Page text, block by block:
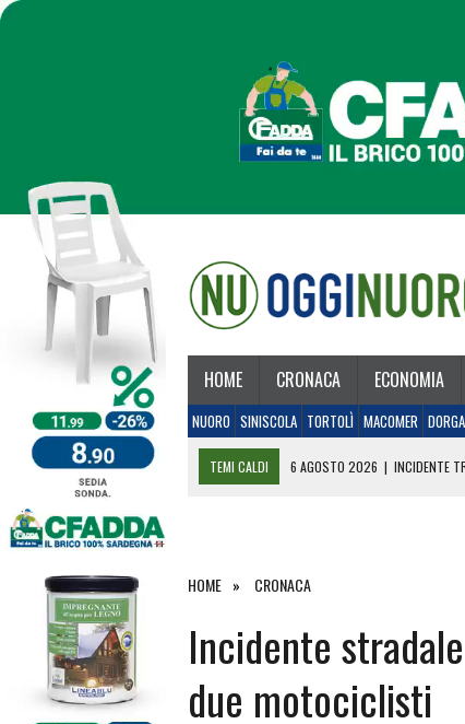
HOME CRONACA ECONOMIA
NUORO SINISCOLA TORTOLÌ MACOMER
TEMI CALDI 6 AGOSTO 2026 | INCIDENTE
27 LUGLIO 2026
|
HOME CRONACA
Incidente
due motociclisti